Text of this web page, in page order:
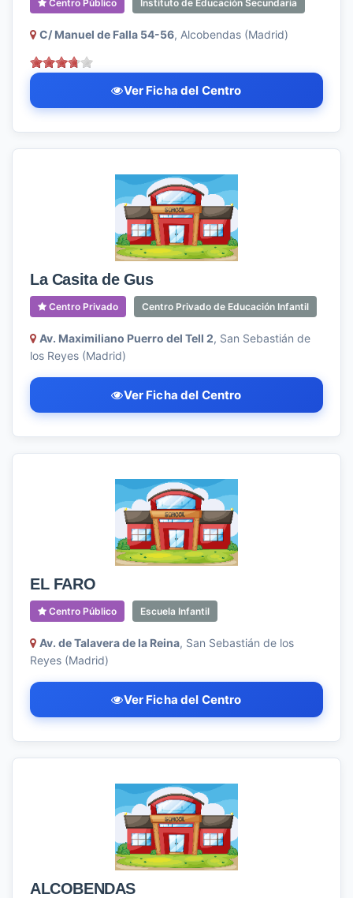
Centro Público Instituto de Educación Secundaria
C/ Manuel de Falla 54-56, Alcobendas (Madrid)
Ver Ficha del Centro
La Casita de Gus
Centro Privado Centro Privado de Educación Infantil
Av. Maximiliano Puerro del Tell 2, San Sebastián de
los Reyes (Madrid)
Ver Ficha del Centro
EL FARO
Centro Público Escuela Infantil
Av. de Talavera de la Reina, San Sebastián de los
Reyes (Madrid)
Ver Ficha del Centro
ALCOBENDAS